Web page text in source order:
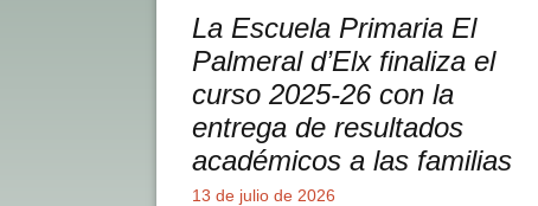
La Escuela Primaria El
Palmeral d’Elx finaliza el
curso 2025-26 con la
entrega de resultados
académicos a las familias
13 de julio de 2026